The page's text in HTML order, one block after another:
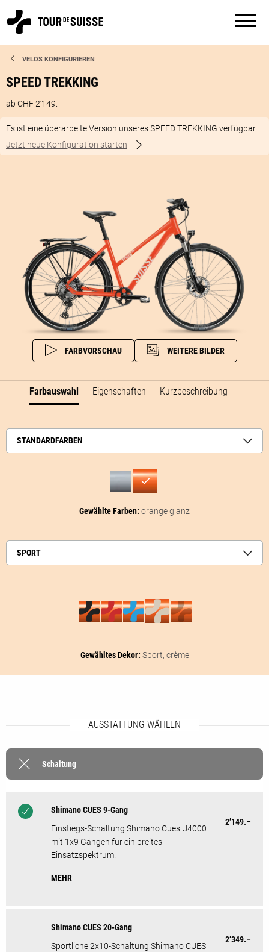
VELOS KONFIGURIEREN
SPEED TREKKING
ab CHF 2’149.–
Es ist eine überarbeite Version unseres SPEED TREKKING verfügbar.
Jetzt neue Konfiguration starten
FARBVORSCHAU WEITERE BILDER
Farbauswahl Eigenschaften Kurzbeschreibung
STANDARDFARBEN
Gewählte Farben: orange glanz
SPORT
Gewähltes Dekor: Sport, crème
AUSSTATTUNG WÄHLEN
Schaltung
Shimano CUES 9-Gang
Einstiegs-Schaltung Shimano Cues U4000
mit 1x9 Gängen für ein breites
Einsatzspektrum.
MEHR
2’149.–
Shimano CUES 20-Gang
Sportliche 2x10-Schaltung Shimano CUES
2’349.–